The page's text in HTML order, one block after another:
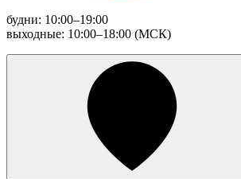
будни: 10:00–19:00
выходные: 10:00–18:00 (МСК)